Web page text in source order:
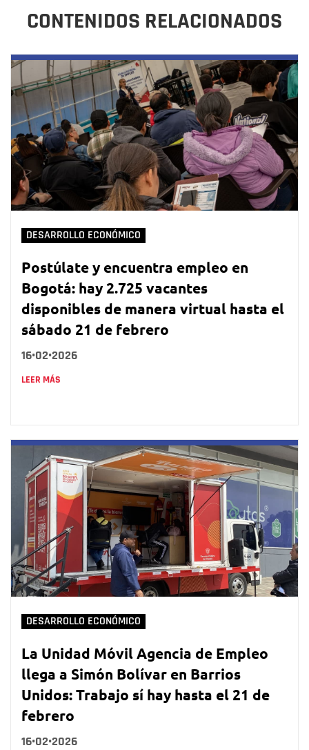
CONTENIDOS RELACIONADOS
DESARROLLO ECONÓMICO
Postúlate y encuentra empleo en
Bogotá: hay 2.725 vacantes
disponibles de manera virtual hasta el
sábado 21 de febrero
16•02•2026
LEER MÁS
DESARROLLO ECONÓMICO
La Unidad Móvil Agencia de Empleo
llega a Simón Bolívar en Barrios
Unidos: Trabajo sí hay hasta el 21 de
febrero
16•02•2026